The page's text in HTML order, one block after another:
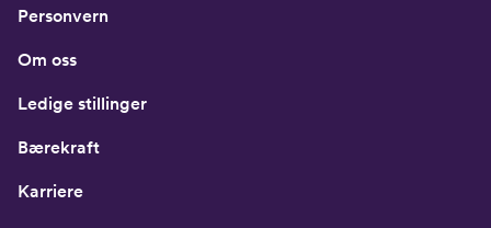
Personvern
Om oss
Ledige stillinger
Bærekraft
Karriere